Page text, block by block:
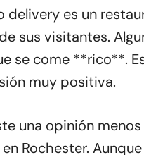
delivery es un
sus visitantes.
se come **rico**.
muy positiva.
una opinión
Rochester.